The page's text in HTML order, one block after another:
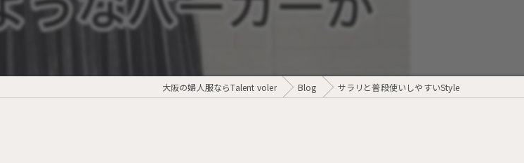
大阪の婦人服ならTalent voler Blog サラリと普段使いしやすいStyle